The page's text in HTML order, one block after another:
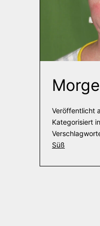
Veröffentlicht
Kategorisiert in
Süß